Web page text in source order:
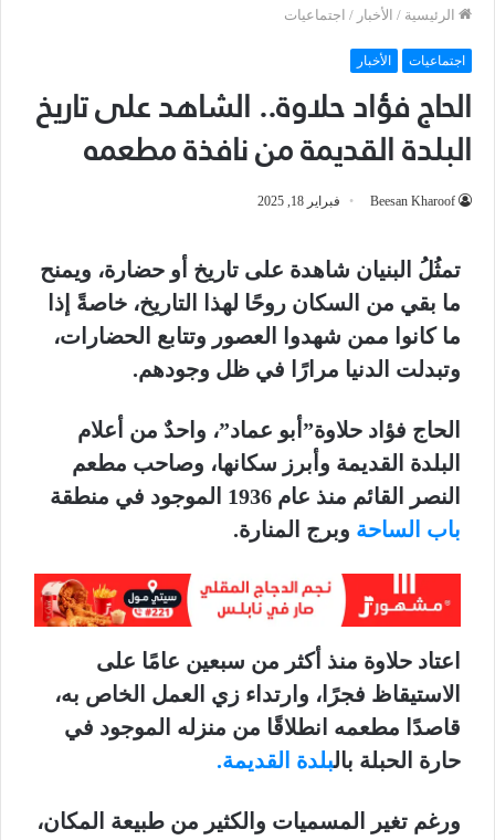
الرئيسية / الأخبار / اجتماعيات
اجتماعيات الأخبار
الحاج فؤاد حلاوة.. الشاهد على تاريخ
البلدة القديمة من نافذة مطعمه
Beesan Kharoof فبراير 18, 2025
تمثُلُ البنيان شاهدة على تاريخ أو حضارة، ويمنح
ما بقي من السكان روحًا لهذا التاريخ، خاصةً إذا
ما كانوا ممن شهدوا العصور وتتابع الحضارات،
وتبدلت الدنيا مرارًا في ظل وجودهم.
الحاج فؤاد حلاوة”أبو عماد”، واحدٌ من أعلام
البلدة القديمة وأبرز سكانها، وصاحب مطعم
النصر القائم منذ عام 1936 الموجود في منطقة
باب الساحة وبرج المنارة.
اعتاد حلاوة منذ أكثر من سبعين عامًا على
الاستيقاظ فجرًا، وارتداء زي العمل الخاص به،
قاصدًا مطعمه انطلاقًا من منزله الموجود في
حارة الحبلة بالبلدة القديمة.
ورغم تغير المسميات والكثير من طبيعة المكان،